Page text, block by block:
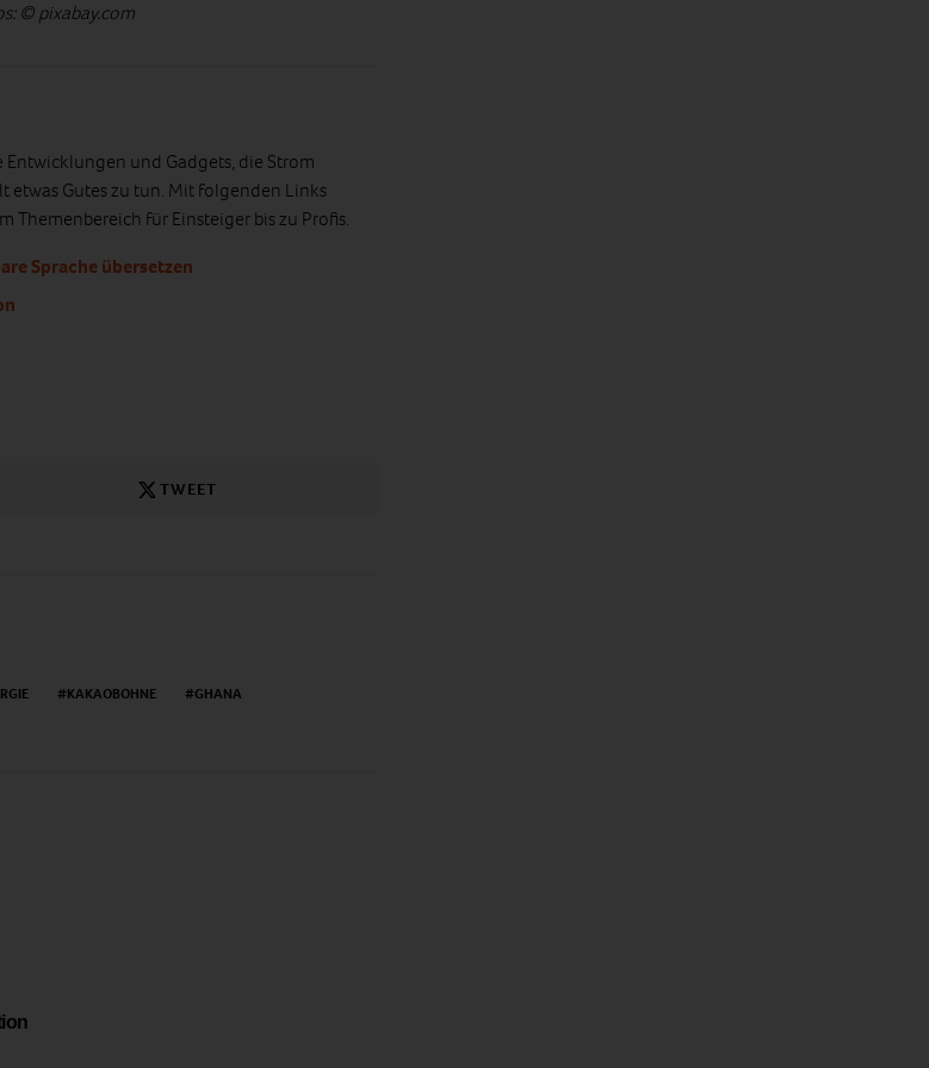
© pixabay.com
und Gadgets, die Strom
etwas Gutes zu tun. Mit folgenden Links
Themenbereich für Einsteiger bis zu Profis.
Sprache übersetzen
TWEET
KAKAOBOHNE GHANA